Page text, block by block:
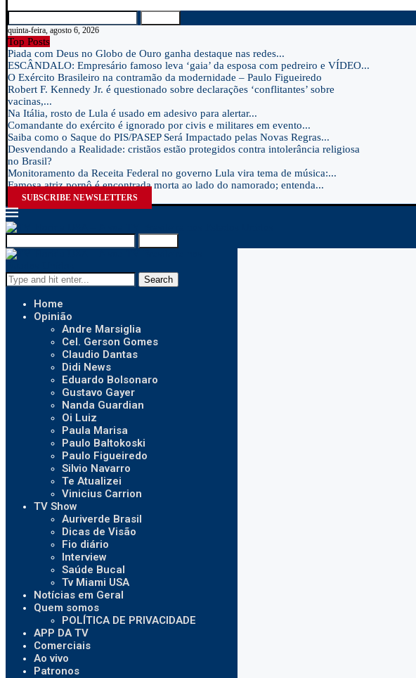
quinta-feira, agosto 6, 2026
Top Posts
Piada com Deus no Globo de Ouro ganha destaque nas redes...
ESCÂNDALO: Empresário famoso leva ‘gaia’ da esposa com pedreiro e VÍDEO...
O Exército Brasileiro na contramão da modernidade – Paulo Figueiredo
Robert F. Kennedy Jr. é questionado sobre declarações ‘conflitantes’ sobre
vacinas,...
Na Itália, rosto de Lula é usado em adesivo para alertar...
Comandante do exército é ignorado por civis e militares em evento...
Saiba como o Saque do PIS/PASEP Será Impactado pelas Novas Regras...
Desvendando a Realidade: cristãos estão protegidos contra intolerância religiosa
no Brasil?
Monitoramento da Receita Federal no governo Lula vira tema de música:...
Famosa atriz pornô é encontrada morta ao lado do namorado; entenda...
SUBSCRIBE NEWSLETTERS
Search
Home
Opinião
Andre Marsiglia
Cel. Gerson Gomes
Claudio Dantas
Didi News
Eduardo Bolsonaro
Gustavo Gayer
Nanda Guardian
Oi Luiz
Paula Marisa
Paulo Baltokoski
Paulo Figueiredo
Silvio Navarro
Te Atualizei
Vinicius Carrion
TV Show
Auriverde Brasil
Dicas de Visão
Fio diário
Interview
Saúde Bucal
Tv Miami USA
Notícias em Geral
Quem somos
POLÍTICA DE PRIVACIDADE
APP DA TV
Comerciais
Ao vivo
Patronos